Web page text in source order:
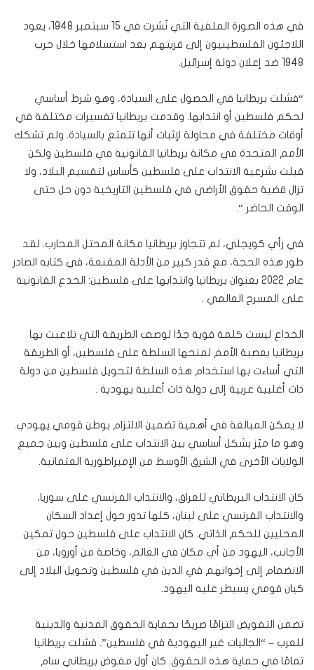
في هذه الصورة الملفية التي نُشرت في 15 سبتمبر 1948، يعود
اللاجئون الفلسطينيون إلى قريتهم بعد استسلامها خلال حرب
1948 ضد إعلان دولة إسرائيل.
“فشلت بريطانيا في الحصول على السيادة، وهو شرط أساسي
لحكم فلسطين أو انتدابها. وقدمت بريطانيا تفسيرات مختلفة في
أوقات مختلفة في محاولة لإثبات أنها تتمتع بالسيادة. ولم تشكك
الأمم المتحدة في مكانة بريطانيا القانونية في فلسطين ولكن
قبلت بشرعية الانتداب على فلسطين كأساس لتقسيم البلاد، ولا
تزال قضية حقوق الأراضي في فلسطين التاريخية دون حل حتى
الوقت الحاضر “.
في رأي كويجلي، لم تتجاوز بريطانيا مكانة المحتل المحارب. لقد
طور هذه الحجة، مع قدر كبير من الأدلة المقنعة، في كتابه الصادر
عام 2022 بعنوان بريطانيا وانتدابها على فلسطين: الخدع القانونية
على المسرح العالمي .
الخداع ليست كلمة قوية جدًا لوصف الطريقة التي تلاعبت بها
بريطانيا بعصبة الأمم لمنحها السلطة على فلسطين، أو الطريقة
التي أساءت بها استخدام هذه السلطة لتحويل فلسطين من دولة
ذات أغلبية عربية إلى دولة ذات أغلبية يهودية .
لا يمكن المبالغة في أهمية تضمين الالتزام بوطن قومي يهودي.
وهو ما ميّز بشكل أساسي بين الانتداب على فلسطين وبين جميع
الولايات الأخرى في الشرق الأوسط من الإمبراطورية العثمانية.
كان الانتداب البريطاني للعراق، والانتداب الفرنسي على سوريا،
والانتداب الفرنسي على لبنان، كلها تدور حول إعداد السكان
المحليين للحكم الذاتي. كان الانتداب على فلسطين حول تمكين
الأجانب، اليهود من أي مكان في العالم، وخاصة من أوروبا، من
الانضمام إلى إخوانهم في الدين في فلسطين وتحويل البلاد إلى
كيان قومي يسيطر عليه اليهود.
تضمن التفويض التزامًا صريحًا بحماية الحقوق المدنية والدينية
للعرب – “الجاليات غير اليهودية في فلسطين”. فشلت بريطانيا
تمامًا في حماية هذه الحقوق. كان أول مفوض بريطاني سام